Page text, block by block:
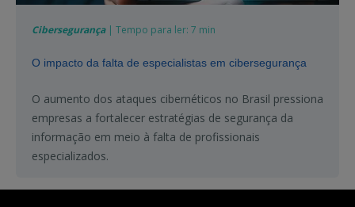
Cibersegurança| Tempo para ler: 7 min
O impacto da falta de especialistas em cibersegurança
O aumento dos ataques cibernéticos no Brasil pressiona
empresas a fortalecer estratégias de segurança da
informação em meio à falta de profissionais
especializados.